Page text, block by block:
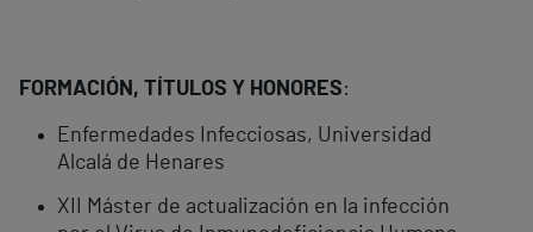
FORMACIÓN, TÍTULOS Y HONORES:
Enfermedades Infecciosas, Universidad
Alcalá de Henares
XII Máster de actualización en la infección